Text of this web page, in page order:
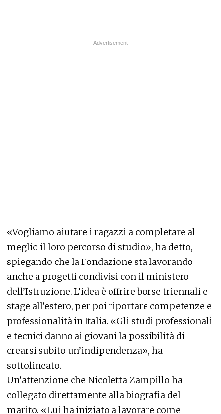
«Vogliamo aiutare i ragazzi a completare al
meglio il loro percorso di studio», ha detto,
spiegando che la Fondazione sta lavorando
anche a progetti condivisi con il ministero
dell’Istruzione. L’idea è offrire borse triennali e
stage all’estero, per poi riportare competenze e
professionalità in Italia. «Gli studi professionali
e tecnici danno ai giovani la possibilità di
crearsi subito un’indipendenza», ha
sottolineato.
Un’attenzione che Nicoletta Zampillo ha
collegato direttamente alla biografia del
marito. «Lui ha iniziato a lavorare come